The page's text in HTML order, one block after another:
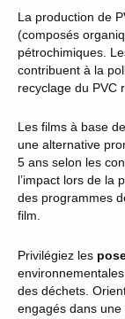
La production de
(composés
pétrochimiques.
contribuent à la
recyclage du PVC
Les films à base de
une alternative
5 ans selon les
l’impact lors de la
des programmes
film.
Privilégiez les
des déchets.
engagés dans